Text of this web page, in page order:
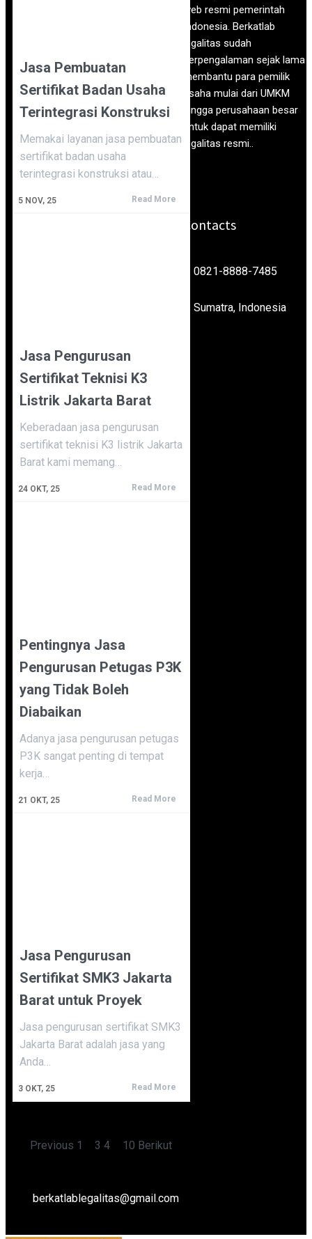
Jasa Pembuatan
Sertifikat Badan Usaha
Terintegrasi Konstruksi
5 NOV, 25
Memakai layanan jasa pembuatan
sertifikat badan usaha
terintegrasi konstruksi atau…
Read More
Jasa Pengurusan
Sertifikat Teknisi K3
Listrik Jakarta Barat
24 OKT, 25
Keberadaan jasa pengurusan
sertifikat teknisi K3 listrik Jakarta
Barat kami memang…
Read More
Pentingnya Jasa
Pengurusan Petugas P3K
yang Tidak Boleh
Diabaikan
21 OKT, 25
Adanya jasa pengurusan petugas
P3K sangat penting di tempat
kerja…
Read More
Jasa Pengurusan
Sertifikat SMK3 Jakarta
Barat untuk Proyek
3 OKT, 25
Jasa pengurusan sertifikat SMK3
Jakarta Barat adalah jasa yang
Anda…
Read More
Previous 1 3 4 10 Berikut
web resmi pemerintah
Indonesia. Berkatlab
legalitas sudah
berpengalaman sejak lama
membantu para pemilik
usaha mulai dari UMKM
hingga perusahaan besar
untuk dapat memiliki
legalitas resmi..
Contacts
0821-8888-7485
Sumatra, Indonesia
berkatlablegalitas@gmail.com